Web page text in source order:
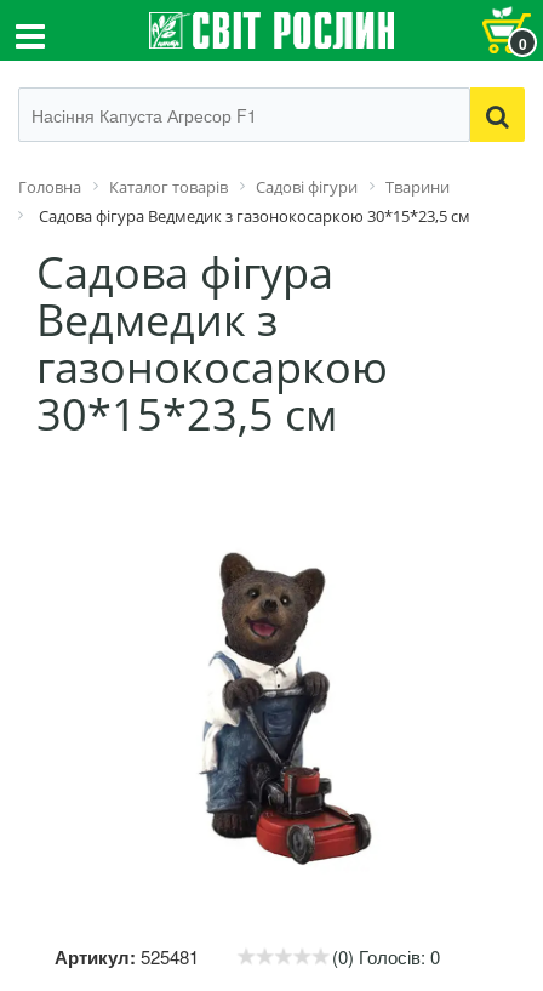
0
Головна Каталог товарів Садові фігури
Тварини
Садова фігура Ведмедик з газонокосаркою 30*15*23,5 см
Садова фігура
Ведмедик з
газонокосаркою
30*15*23,5 см
Артикул: 525481 (0) Голосів: 0